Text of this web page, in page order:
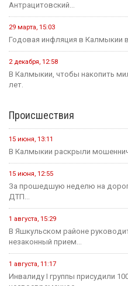
Антрацитовский...
29 марта, 15:03
Годовая инфляция в Калмыкии
2 декабря, 12:58
В Калмыкии, чтобы накопить
лет.
Происшествия
15 июня, 13:11
В Калмыкии раскрыли
15 июня, 12:55
За прошедшую неделю на
ДТП...
1 августа, 15:29
В Яшкульском районе
незаконный прием...
1 августа, 11:17
Инвалиду I группы присудили